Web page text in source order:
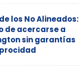
los No Alineados:
de acercarse a
sin garantías